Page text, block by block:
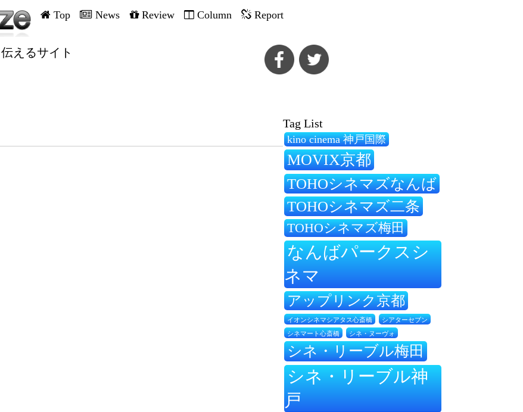
Top News Review Column Report
えるサイト
Tag List
kino cinema 神戸国際
MOVIX京都
TOHOシネマズなんば
TOHOシネマズ二条
TOHOシネマズ梅田
なんばパークスシ
ネマ
アップリンク京都
イオンシネマシアタス心斎橋 シアターセブン
シネマート心斎橋 シネ・ヌーヴォ
シネ・リーブル梅田
シネ・リーブル神
戸